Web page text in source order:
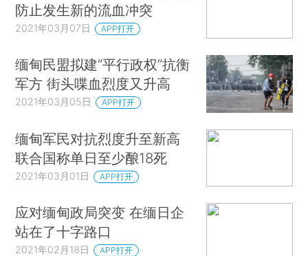
防止发生新的流血冲突
2021年03月07日 APP打开
缅甸民盟拟建“平行政权”抗衡
军方 街头喋血烈度又升高
2021年03月05日 APP打开
缅甸军民对抗烈度升至新高
联合国称单日至少酿18死
2021年03月01日 APP打开
应对缅甸政局突变 在缅日企
站在了十字路口
2021年02月18日 APP打开